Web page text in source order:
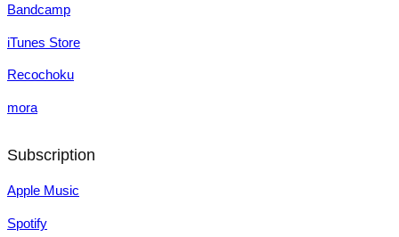
Bandcamp
iTunes Store
Recochoku
mora
Subscription
Apple Music
Spotify